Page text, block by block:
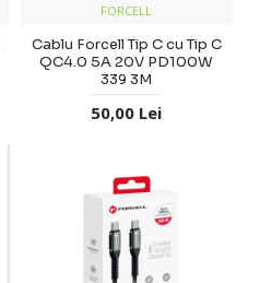
FORCELL
Cablu Forcell Tip C cu Tip C
QC4.0 5A 20V PD100W
339 3M
50,00 Lei